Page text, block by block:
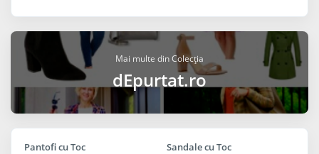
Mai multe din Colecția
dEpurtat.ro
Pantofi cu Toc Sandale cu Toc